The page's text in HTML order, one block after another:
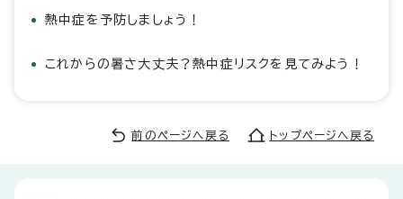
熱中症を予防しましょう！
これからの暑さ大丈夫？熱中症リスクを見てみよう！
前のページへ戻る トップページへ戻る